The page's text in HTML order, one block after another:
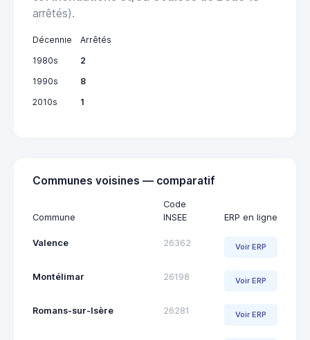
arrêtés).
Décennie
Arrêtés
1980s
2
1990s
8
2010s
1
Communes voisines — comparatif
Commune
Code
INSEE
ERP en ligne
Valence 26362 Voir ERP
Montélimar 26198 Voir ERP
Romans-sur-Isère 26281 Voir ERP